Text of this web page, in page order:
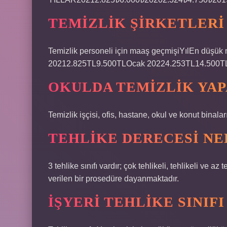
TEMIZLIK ŞIRKETLERI
Temizlik personeli için maaş geçmişiYılEn
20212.825TL9.500TLOcak
OKULDA TEMIZLIK
Temizlik işçisi, ofis, hastane, okul ve konut
TEHLIKE DERECESI
3 tehlike sınıfı vardır; çok tehlikeli, tehlikeli ve az
verilen bir prosedüre dayanmaktadır.
İŞYERI TEHLIKE SINIFI